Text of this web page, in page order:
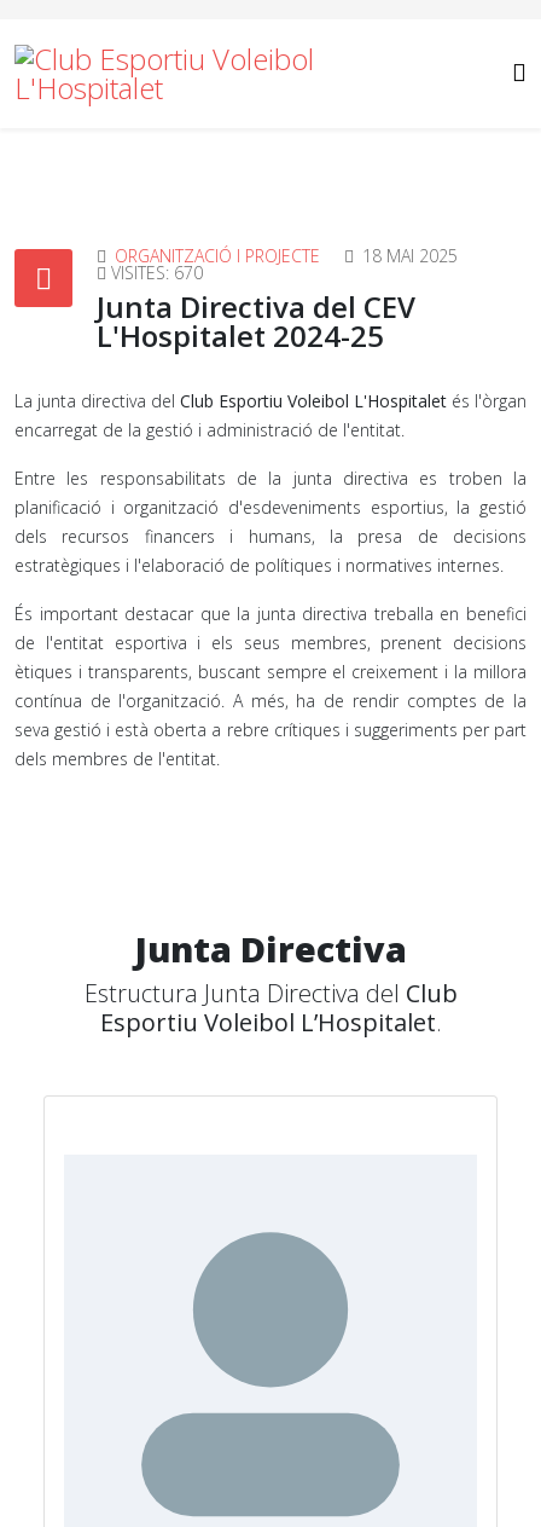
ORGANITZACIÓ I PROJECTE 18 MAI 2025
VISITES: 670
Junta Directiva del CEV
L'Hospitalet 2024-25
La junta directiva del Club Esportiu Voleibol L'Hospitalet és l'òrgan
encarregat de la gestió i administració de l'entitat.
Entre les responsabilitats de la junta directiva es troben la
planificació i organització d'esdeveniments esportius, la gestió
dels recursos financers i humans, la presa de decisions
estratègiques i l'elaboració de polítiques i normatives internes.
És important destacar que la junta directiva treballa en benefici
de l'entitat esportiva i els seus membres, prenent decisions
ètiques i transparents, buscant sempre el creixement i la millora
contínua de l'organització. A més, ha de rendir comptes de la
seva gestió i està oberta a rebre crítiques i suggeriments per part
dels membres de l'entitat.
Junta Directiva
Estructura Junta Directiva del Club
Esportiu Voleibol L’Hospitalet.